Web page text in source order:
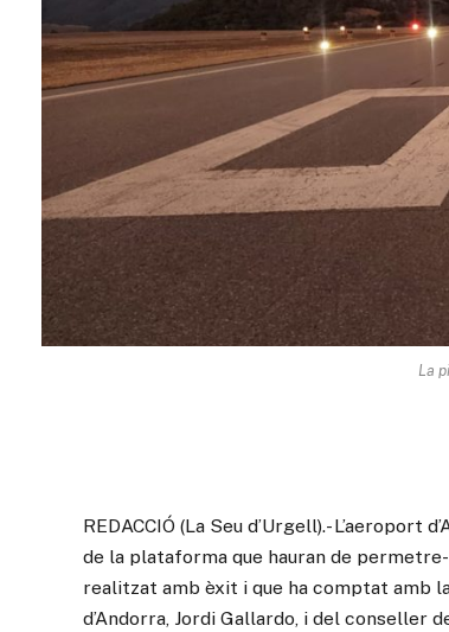
La
REDACCIÓ (La Seu d’Urgell).-
de la plataforma que hauran de
realitzat amb èxit i que ha comptat amb
d’Andorra, Jordi Gallardo, i del conseller